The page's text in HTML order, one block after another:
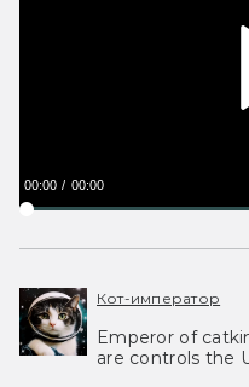
00:00 00:00
Кот-император
Emperor of
are controls the